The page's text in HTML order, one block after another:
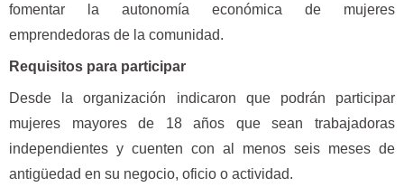
fomentar la autonomía económica de mujeres
emprendedoras de la comunidad.
Requisitos para participar
Desde la organización indicaron que podrán participar
mujeres mayores de 18 años que sean trabajadoras
independientes y cuenten con al menos seis meses de
antigüedad en su negocio, oficio o actividad.